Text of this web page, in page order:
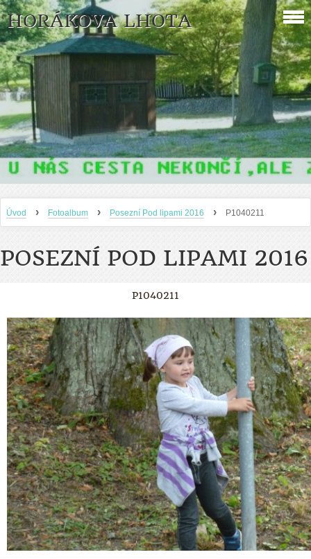
HORÁKOVA LHOTA
Úvod › Fotoalbum › Posezní Pod lipami 2016 › P1040211
POSEZNÍ POD LIPAMI 2016
P1040211